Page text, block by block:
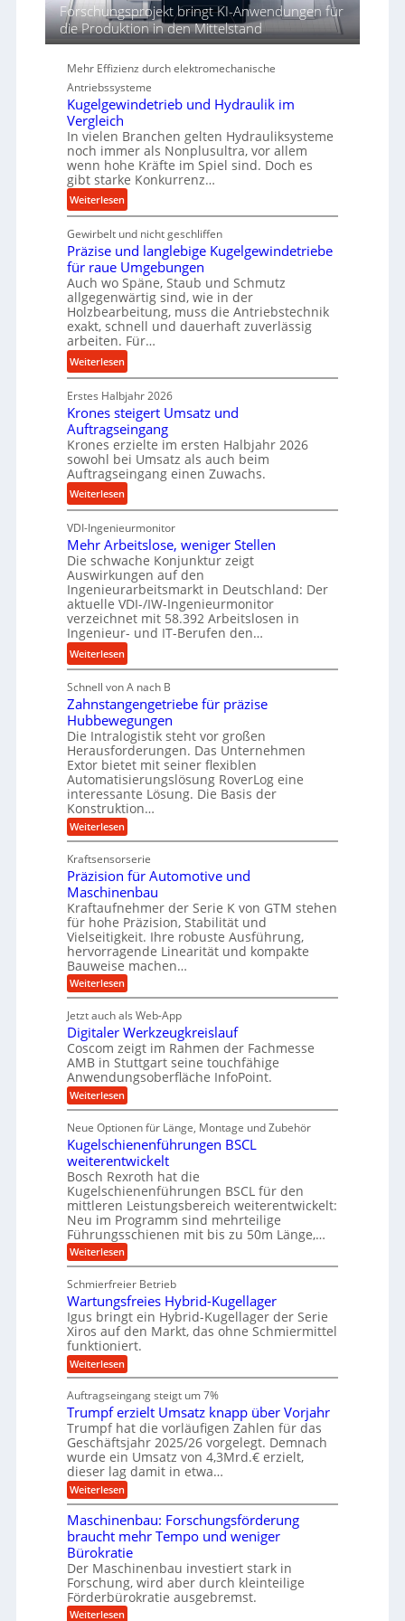
d
i
e
r
f
o
r
m
a
n
c
e
i
m
D
r
ü
c
k
p
r
o
z
e
s
s
Forschungsprojekt bringt KI-Anwendungen für
die Produktion in den Mittelstand
Mehr Effizienz durch elektromechanische
Antriebssysteme
Kugelgewindetrieb und Hydraulik im
Vergleich
In vielen Branchen gelten Hydrauliksysteme
noch immer als Nonplusultra, vor allem
wenn hohe Kräfte im Spiel sind. Doch es
gibt starke Konkurrenz…
Weiterlesen:
K
u
g
e
l
g
e
w
i
n
e
t
r
i
e
b
u
n
d
H
y
d
r
a
u
l
i
m
V
e
r
g
l
e
Gewirbelt und nicht geschliffen
Präzise und langlebige Kugelgewindetriebe
für raue Umgebungen
Auch wo Späne, Staub und Schmutz
allgegenwärtig sind, wie in der
Holzbearbeitung, muss die Antriebstechnik
exakt, schnell und dauerhaft zuverlässig
arbeiten. Für…
Weiterlesen:
P
r
ä
z
i
s
e
u
n
d
l
a
n
g
l
e
b
i
g
e
K
u
g
e
l
g
e
w
i
n
d
e
t
r
i
e
b
e
f
ü
r
r
a
e
U
m
g
e
b
u
n
g
e
n
Erstes Halbjahr 2026
Krones steigert Umsatz und
Auftragseingang
Krones erzielte im ersten Halbjahr 2026
sowohl bei Umsatz als auch beim
Auftragseingang einen Zuwachs.
Weiterlesen:
K
r
o
n
e
s
s
t
e
i
g
e
r
t
U
m
s
a
t
z
n
d
A
u
f
t
r
a
g
s
e
i
n
g
a
n
g
VDI-Ingenieurmonitor
Mehr Arbeitslose, weniger Stellen
Die schwache Konjunktur zeigt
Auswirkungen auf den
Ingenieurarbeitsmarkt in Deutschland: Der
aktuelle VDI-/IW-Ingenieurmonitor
verzeichnet mit 58.392 Arbeitslosen in
Ingenieur- und IT-Berufen den…
Weiterlesen:
M
e
h
r
A
r
b
e
i
t
s
l
o
s
e
,
w
e
n
i
g
e
r
S
t
e
l
e
n
Schnell von A nach B
Zahnstangengetriebe für präzise
Hubbewegungen
Die Intralogistik steht vor großen
Herausforderungen. Das Unternehmen
Extor bietet mit seiner flexiblen
Automatisierungslösung RoverLog eine
interessante Lösung. Die Basis der
Konstruktion…
Weiterlesen:
Z
h
n
s
t
a
n
g
e
n
g
e
t
r
i
e
b
e
f
ü
r
r
ä
z
i
s
e
H
u
b
b
e
w
e
g
u
n
g
e
n
Kraftsensorserie
Präzision für Automotive und
Maschinenbau
Kraftaufnehmer der Serie K von GTM stehen
für hohe Präzision, Stabilität und
Vielseitigkeit. Ihre robuste Ausführung,
hervorragende Linearität und kompakte
Bauweise machen…
Weiterlesen:
P
ä
z
i
s
i
o
n
f
r
A
u
t
o
m
o
t
i
v
e
n
d
M
a
s
c
h
i
e
n
b
a
u
Jetzt auch als Web-App
Digitaler Werkzeugkreislauf
Coscom zeigt im Rahmen der Fachmesse
AMB in Stuttgart seine touchfähige
Anwendungsoberfläche InfoPoint.
Weiterlesen:
D
g
i
t
a
l
e
r
W
e
r
k
z
e
u
g
k
r
e
i
s
a
u
f
Neue Optionen für Länge, Montage und Zubehör
Kugelschienenführungen BSCL
weiterentwickelt
Bosch Rexroth hat die
Kugelschienenführungen BSCL für den
mittleren Leistungsbereich weiterentwickelt:
Neu im Programm sind mehrteilige
Führungsschienen mit bis zu 50m Länge,…
Weiterlesen:
K
g
e
l
s
c
h
i
e
e
n
f
ü
h
r
u
n
g
e
n
B
S
C
L
w
e
i
Schmierfreier Betrieb
Wartungsfreies Hybrid-Kugellager
Igus bringt ein Hybrid-Kugellager der Serie
Xiros auf den Markt, das ohne Schmiermittel
funktioniert.
Weiterlesen:
W
r
t
u
n
g
s
f
r
e
e
s
H
y
b
r
i
d
Auftragseingang steigt um 7%
Trumpf erzielt Umsatz knapp über Vorjahr
Trumpf hat die vorläufigen Zahlen für das
Geschäftsjahr 2025/26 vorgelegt. Demnach
wurde ein Umsatz von 4,3Mrd.€ erzielt,
dieser lag damit in etwa…
Weiterlesen:
T
u
m
p
f
e
r
z
i
Maschinenbau: Forschungsförderung
braucht mehr Tempo und weniger
Bürokratie
Der Maschinenbau investiert stark in
Forschung, wird aber durch kleinteilige
Förderbürokratie ausgebremst.
Weiterlesen: